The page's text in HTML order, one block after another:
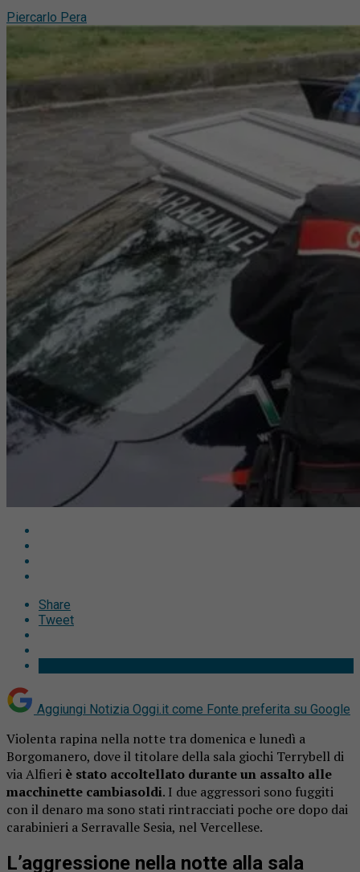
Piercarlo Pera
Share
Tweet
Aggiungi Notizia Oggi.it come Fonte preferita su Google
Violenta rapina nella notte tra domenica e lunedì a
Borgomanero, dove il titolare della sala giochi Terrybell di
via Alfieri è stato accoltellato durante un assalto alle
macchinette cambiasoldi. I due aggressori sono fuggiti
con il denaro ma sono stati rintracciati poche ore dopo dai
carabinieri a Serravalle Sesia, nel Vercellese.
L’aggressione nella notte alla sala